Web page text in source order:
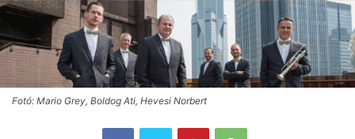
Fotó: Mario Grey, Boldog Ati, Hevesi Norbert